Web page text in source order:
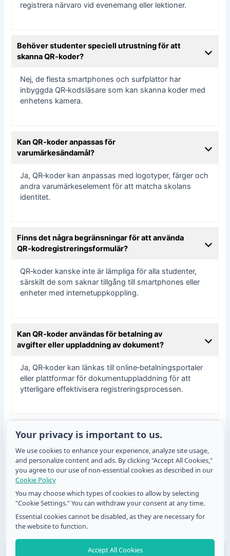
registrera närvaro vid evenemang eller lektioner.
Behöver studenter speciell utrustning för att
skanna QR‑koder?
Nej, de flesta smartphones och surfplattor har
inbyggda QR‑kodsläsare som kan skanna koder med
enhetens kamera.
Kan QR‑koder anpassas för
varumärkesändamål?
Ja, QR‑koder kan anpassas med logotyper, färger och
andra varumärkeselement för att matcha skolans
identitet.
Finns det några begränsningar för att använda
QR‑kodregistreringsformulär?
QR‑koder kanske inte är lämpliga för alla studenter,
särskilt de som saknar tillgång till smartphones eller
enheter med internetuppkoppling.
Kan QR‑koder användas för betalning av
avgifter eller uppladdning av dokument?
Ja, QR‑koder kan länkas till online‑betalningsportaler
eller plattformar för dokumentuppladdning för att
ytterligare effektivisera registreringsprocessen.
Hur kan skolor komma igång med att använda
QR‑koder för studentformulär?
Skolor kan börja med att undersöka QR‑kodalternativ,
designa skräddarsydda koder och implementera dem
i registreringsprocessen med hjälp av IT‑proffs eller
teknikleverantörer.
Your privacy is important to us.
We use cookies to enhance your experience, analyze site usage,
and personalize content and ads. By clicking "Accept All Cookies,"
you agree to our use of non-essential cookies as described in our
Cookie Policy
You may choose which types of cookies to allow by selecting
"Cookie Settings." You can withdraw your consent at any time.
Essential cookies cannot be disabled, as they are necessary for
the website to function.
Accept All Cookies